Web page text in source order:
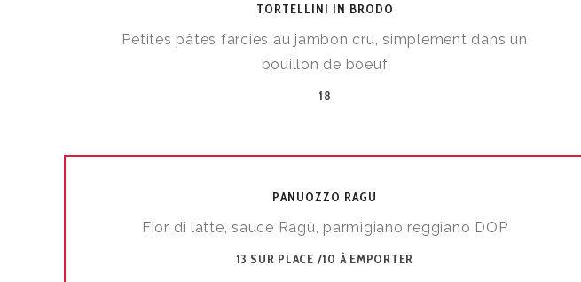
TORTELLINI IN BRODO
Petites pâtes farcies au jambon cru, simplement dans un
bouillon de boeuf
18
PANUOZZO RAGU
Fior di latte, sauce Ragù, parmigiano reggiano DOP
13 SUR PLACE /10 À EMPORTER